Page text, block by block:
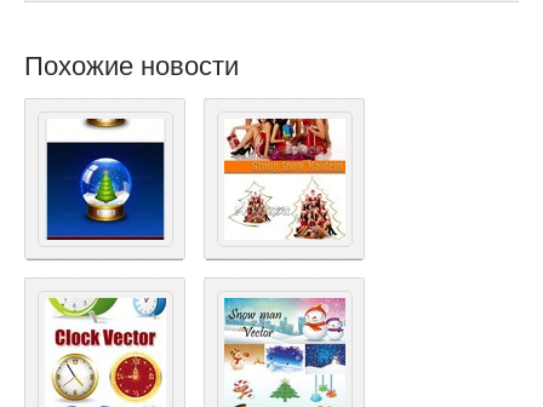
Похожие новости